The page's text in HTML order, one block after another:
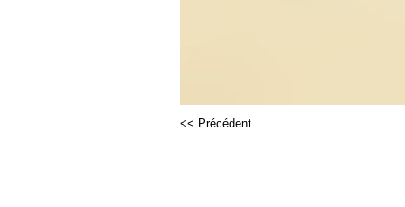
<< Précédent